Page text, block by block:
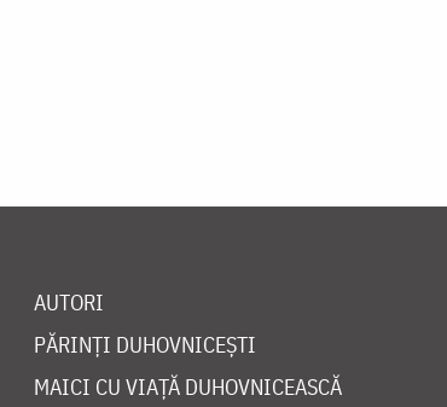
AUTORI
PĂRINȚI DUHOVNICEȘTI
MAICI CU VIAȚĂ DUHOVNICEASCĂ